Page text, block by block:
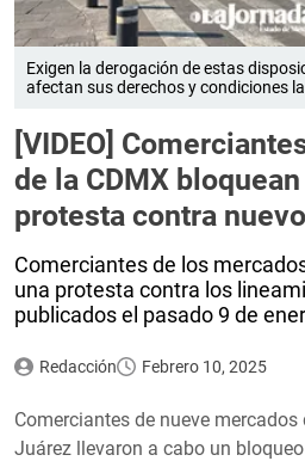
Exigen la derogación de estas
afectan sus derechos y condiciones
[VIDEO]
de la CDMX
protesta contra
Comerciantes de los
una protesta contra los
publicados el pasado 9 de
Redacción Febrero 10, 2025
Comerciantes de nueve
Juárez llevaron a cabo un